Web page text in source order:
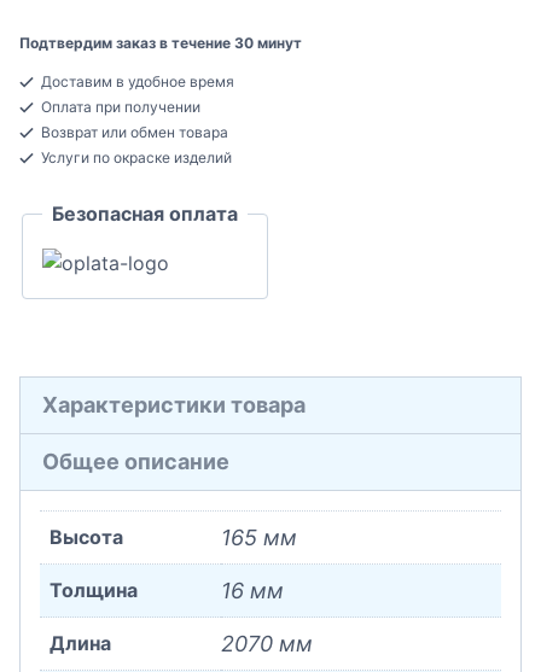
P21.165.16
покраску
Плинтус
напольный
Подтвердим заказ в течение 30 минут
Доставим в удобное время
Оплата при получении
Возврат или обмен товара
Услуги по окраске изделий
Безопасная оплата
Характеристики товара
Общее описание
Высота 165 мм
Толщина 16 мм
Длина 2070 мм